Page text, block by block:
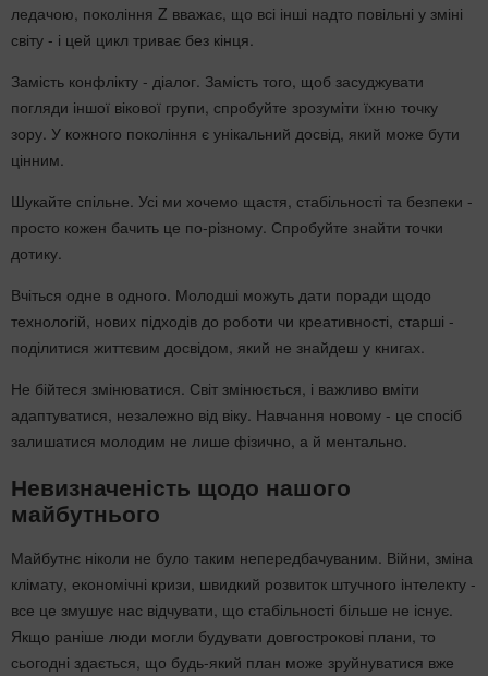
ледачою, покоління Z вважає, що всі інші надто повільні у зміні
світу - і цей цикл триває без кінця.
Замість конфлікту - діалог. Замість того, щоб засуджувати
погляди іншої вікової групи, спробуйте зрозуміти їхню точку
зору. У кожного покоління є унікальний досвід, який може бути
цінним.
Шукайте спільне. Усі ми хочемо щастя, стабільності та безпеки -
просто кожен бачить це по-різному. Спробуйте знайти точки
дотику.
Вчіться одне в одного. Молодші можуть дати поради щодо
технологій, нових підходів до роботи чи креативності, старші -
поділитися життєвим досвідом, який не знайдеш у книгах.
Не бійтеся змінюватися. Світ змінюється, і важливо вміти
адаптуватися, незалежно від віку. Навчання новому - це спосіб
залишатися молодим не лише фізично, а й ментально.
Невизначеність щодо нашого
майбутнього
Майбутнє ніколи не було таким непередбачуваним. Війни, зміна
клімату, економічні кризи, швидкий розвиток штучного інтелекту -
все це змушує нас відчувати, що стабільності більше не існує.
Якщо раніше люди могли будувати довгострокові плани, то
сьогодні здається, що будь-який план може зруйнуватися вже